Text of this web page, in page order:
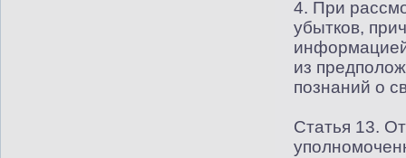
4. При
убытков,
из
познаний о
Статья 13.